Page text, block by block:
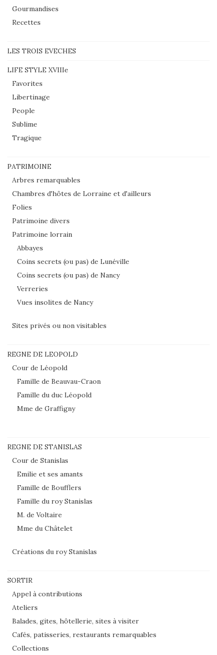
Gourmandises
Recettes
LES TROIS EVECHES
LIFE STYLE XVIIIe
Favorites
Libertinage
People
Sublime
Tragique
PATRIMOINE
Arbres remarquables
Chambres d'hôtes de Lorraine et d'ailleurs
Folies
Patrimoine divers
Patrimoine lorrain
Abbayes
Coins secrets (ou pas) de Lunéville
Coins secrets (ou pas) de Nancy
Verreries
Vues insolites de Nancy
Sites privés ou non visitables
REGNE DE LEOPOLD
Cour de Léopold
Famille de Beauvau-Craon
Famille du duc Léopold
Mme de Graffigny
REGNE DE STANISLAS
Cour de Stanislas
Emilie et ses amants
Famille de Boufflers
Famille du roy Stanislas
M. de Voltaire
Mme du Châtelet
Créations du roy Stanislas
SORTIR
Appel à contributions
Ateliers
Balades, gites, hôtellerie, sites à visiter
Cafés, patisseries, restaurants remarquables
Collections